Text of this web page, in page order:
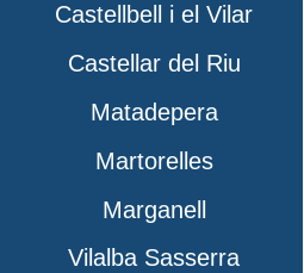
Castellbell i el Vilar
Castellar del Riu
Matadepera
Martorelles
Marganell
Vilalba Sasserra